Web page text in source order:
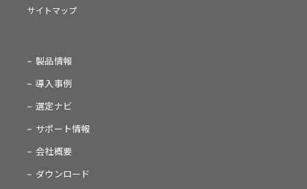
サイトマップ
製品情報
導入事例
選定ナビ
サポート情報
会社概要
ダウンロード